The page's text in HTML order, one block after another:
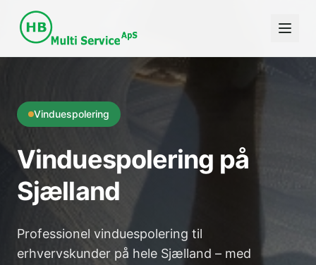
Vinduespolering
Vinduespolering på
Sjælland
Professionel vinduespolering til
erhvervskunder på hele Sjælland – med